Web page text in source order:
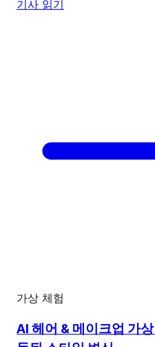
기사 읽기
가상 체험
AI 헤어 & 메이크업 가